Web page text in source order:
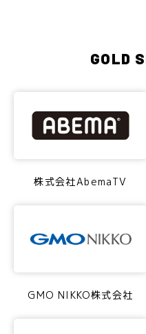
GOLD
株式会社AbemaTV
GMO NIKKO株式会社